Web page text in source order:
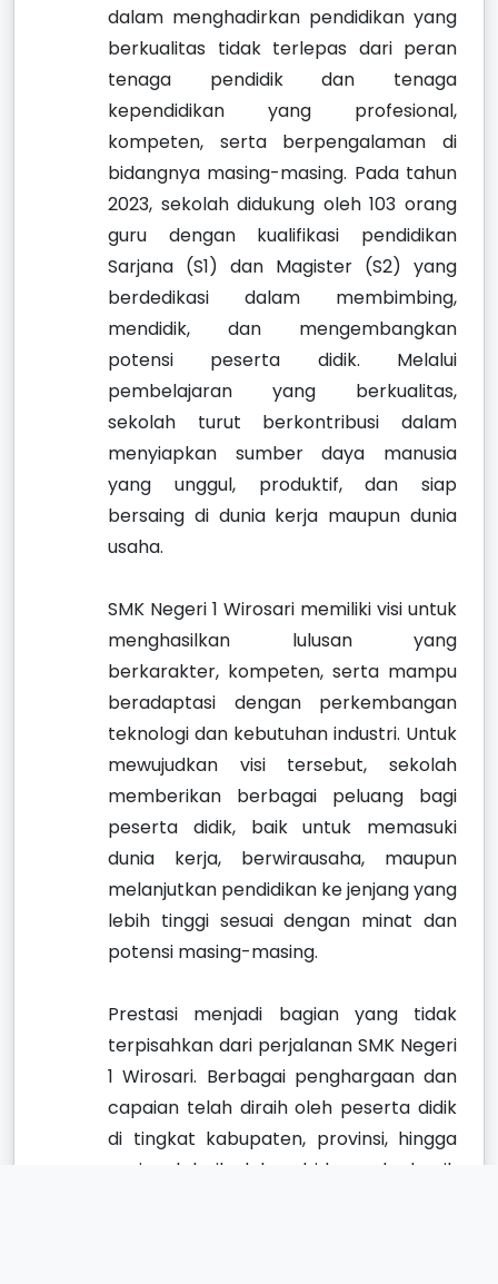
dalam menghadirkan pendidikan yang
berkualitas tidak terlepas dari peran
tenaga pendidik dan tenaga
kependidikan yang profesional,
kompeten, serta berpengalaman di
bidangnya masing-masing. Pada tahun
2023, sekolah didukung oleh 103 orang
guru dengan kualifikasi pendidikan
Sarjana (S1) dan Magister (S2) yang
berdedikasi dalam membimbing,
mendidik, dan mengembangkan
potensi peserta didik. Melalui
pembelajaran yang berkualitas,
sekolah turut berkontribusi dalam
menyiapkan sumber daya manusia
yang unggul, produktif, dan siap
bersaing di dunia kerja maupun dunia
usaha.
SMK Negeri 1 Wirosari memiliki visi untuk
menghasilkan lulusan yang
berkarakter, kompeten, serta mampu
beradaptasi dengan perkembangan
teknologi dan kebutuhan industri. Untuk
mewujudkan visi tersebut, sekolah
memberikan berbagai peluang bagi
peserta didik, baik untuk memasuki
dunia kerja, berwirausaha, maupun
melanjutkan pendidikan ke jenjang yang
lebih tinggi sesuai dengan minat dan
potensi masing-masing.
Prestasi menjadi bagian yang tidak
terpisahkan dari perjalanan SMK Negeri
1 Wirosari. Berbagai penghargaan dan
capaian telah diraih oleh peserta didik
di tingkat kabupaten, provinsi, hingga
nasional, baik dalam bidang akademik